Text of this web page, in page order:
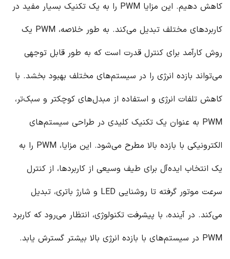
کاهش دهیم. این مزایا PWM را به یک تکنیک بسیار مفید در
کاربردهای مختلف تبدیل می‌کند. به طور خلاصه، PWM یک
روش کارآمد برای کنترل قدرت است که به طور قابل توجهی
می‌تواند بازده انرژی را در سیستم‌های مختلف بهبود بخشد. با
کاهش تلفات انرژی و استفاده از مبدل‌های کوچکتر و سبک‌تر،
PWM به عنوان یک تکنیک کلیدی در طراحی سیستم‌های
الکترونیکی با بازده بالا مطرح می‌شود. این مزایا، PWM را به
یک انتخاب ایده‌آل برای طیف وسیعی از کاربردها، از کنترل
سرعت موتور گرفته تا روشنایی LED و شارژ باتری، تبدیل
می‌کند. در آینده، با پیشرفت تکنولوژی، انتظار می‌رود که کاربرد
PWM در سیستم‌های با بازده انرژی بالا بیشتر گسترش یابد.